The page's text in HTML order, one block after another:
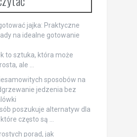
jajka: Praktyczne
na idealne gotowanie
to sztuka, która może
ale …
sposobów na
jedzenia bez
poszukuje alternatyw dla
często są …
porad, jak